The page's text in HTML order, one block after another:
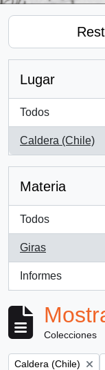
Lugar
Todos
Caldera (Chile)
, 1 resultados
Materia
Todos
Giras
, 1 resultados
Informes
, 1 resultados
Colecciones
Remove filter:
Caldera (Chile)